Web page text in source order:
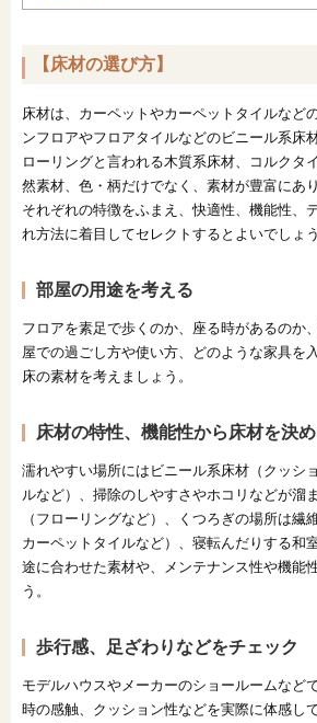
【床材の選び方】
床材は、カーペットやカーペットタイルなど
ンフロアやフロアタイルなどのビニール系床
ローリングと言われる木質系床材、コルクタ
然素材、色・柄だけでなく、素材が豊富にあり
それぞれの特徴をふまえ、快適性、機能性、
れ方法に着目してセレクトするとよいでしょう
部屋の用途を考える
フロアを素足で歩くのか、座る時があるのか
屋での過ごし方や使い方、どのような家具を
床の素材を考えましょう。
床材の特性、機能性から床材を決
濡れやすい場所にはビニール系床材（クッシ
ルなど）、掃除のしやすさやホコリなどが溜
（フローリングなど）、くつろぎの場所は繊
カーペットタイルなど）、寝転んだりする和
途に合わせた素材や、メンテナンス性や機能
う。
歩行感、足ざわりなどをチェック
モデルハウスやメーカーのショールームなど
時の感触、クッション性などを実際に体感し